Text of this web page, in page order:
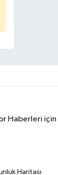
Haberleri
Haritası